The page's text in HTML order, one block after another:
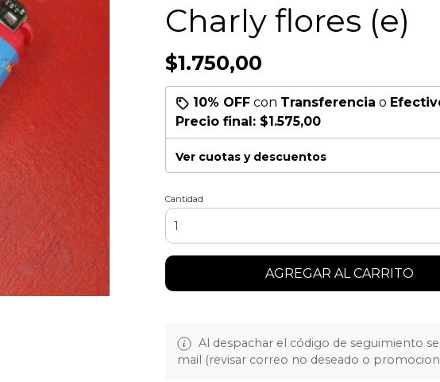
Charly flores (e)
$1.750,00
10% OFF con Transferencia o
Precio final: $1.575,00
Ver cuotas y descuentos
Cantidad
AGREGAR AL CARRITO
Al despachar el código de seguimiento
mail (revisar correo no deseado o